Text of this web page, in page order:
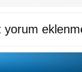
yorum